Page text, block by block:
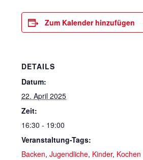
Zum Kalender hinzufügen
DETAILS
Datum:
22. April 2025
Zeit:
16:30 - 19:00
Veranstaltung-Tags:
Backen,Jugendliche, Kinder, Kochen